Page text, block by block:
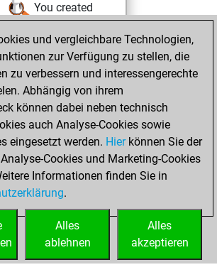
You created
Studies
Sonntag,
Januar 17, 2021
You achieved a
BeautyScore of 7
Fritz
You
achieved a new Elo
of 1593
You created
your Fritz account
und vergleichbare Technologien,
zur Verfügung zu stellen, die
zu verbessern und interessengerechte
Abhängig von ihrem
können dabei neben technisch
auch Analyse-Cookies sowie
eingesetzt werden. Hierkönnen Sie der
Cookies und Marketing-Cookies
Informationen finden Sie in
.
Alles
akzeptieren
Alles
ablehnen